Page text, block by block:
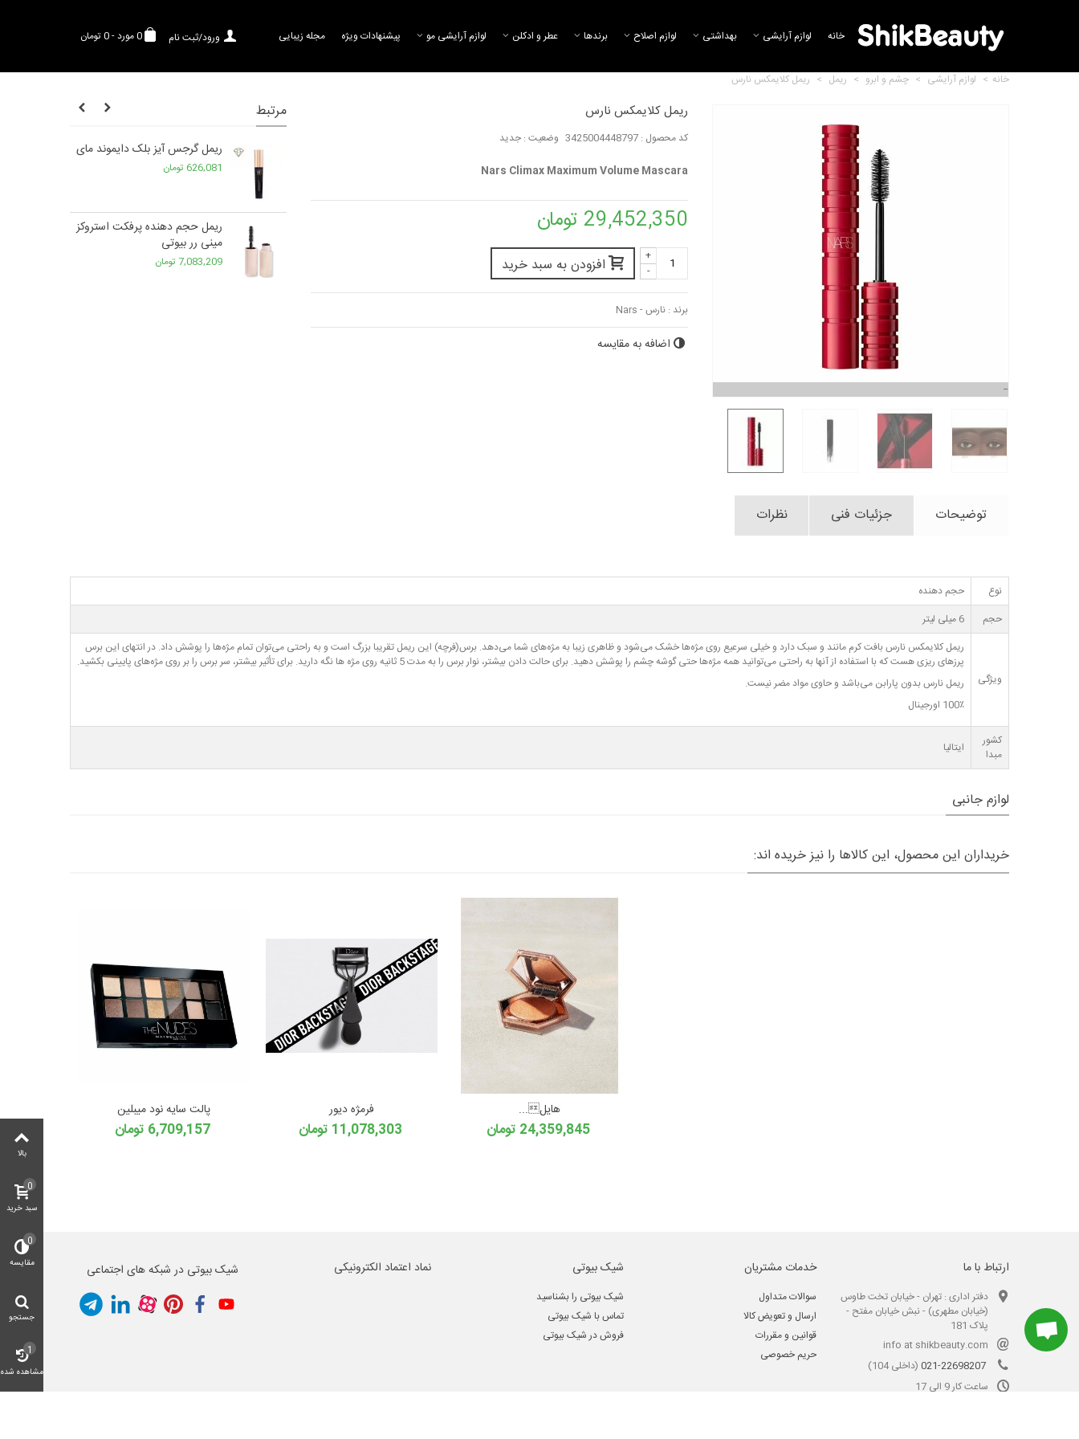
0مورد-0 تومان ورود/ثبت نام خانه لوازم آرایشی بهداشتی لوازم اصلاح برند‌ها عطر و ادکلن لوازم آرایشی مو پیشنهادات ویژه مجله زیبایی
خانه > لوازم آرایشی > چشم و ابرو > ریمل > ریمل کلایمکس نارس
ریمل کلایمکس نارس
کد محصول : 3425004448797 وضعیت : جدید
Nars Climax Maximum Volume Mascara
29,452,350 تومان
-
+ افزودن به سبد خرید
برند : نارس - Nars
اضافه به مقایسه
مرتبط
ریمل گرجس آیز بلک دایموند مای
626,081 تومان
ریمل حجم دهنده پرفکت استروکز
مینی رر بیوتی
7,083,209 تومان
ریمل این اکستریم سه بعدی مک
Mac In Extreme...
ریمل حجم دهنده موسیو بیگ
لانکوم
15,487,112 تومان
ریمل حجم دهنده مکس فکتور
8,152,900 تومان
ریمل حجم دهنده بیگ شات
میبلین
8,937,336 تومان
توضیحات جزئیات فنی نظرات
نوع
حجم دهنده
حجم
6 میلی لیتر
ویژگی
ریمل کلایمکس نارس بافت کرم مانند و سبک دارد و خیلی سرعیع روی مژه‌ها خشک می‌شود و ظاهری زیبا به مژه‌های شما می‌دهد. برس(فرچه) این ریمل تقریبا بزرگ است و به راحتی می‌توان تمام مژه‌ها را پوشش داد. در انتهای این برس
پرزهای ریزی هست که با استفاده از آنها به راحتی می‌توانید همه مژه‌ها حتی گوشه چشم را پوشش دهید. برای حالت دادن بیشتر، نوار برس را به مدت 5 ثانیه روی مژه ها نگه دارید. برای تأثیر بیشتر، سر برس را بر روی مژه‌های پایینی بکشید.
ریمل نارس بدون پارابن می‌باشد و حاوی مواد مضر نیست.
100٪ اورجینال
کشور
مبدا
ایتالیا
لوازم جانبی
خریداران این محصول، این کالاها را نیز خریده اند:
پالت سایه نود میبلین
6,709,157 تومان
فرمژه دیور
11,078,303 تومان
هایل...
24,359,845 تومان
ارتباط با ما
دفتر اداری : تهران - خیابان تخت طاوس
(خیابان مطهری) - نبش خیابان مفتح -
پلاک 181
info at shikbeauty.com
021-22698207 (داخلی 104)
ساعت کار 9 الی 17
خدمات مشتریان
سوالات متداول
ارسال و تعویض کالا
قوانین و مقررات
حریم خصوصی
شیک بیوتی
شیک بیوتی را بشناسید
تماس با شیک بیوتی
فروش در شیک بیوتی
نماد اعتماد الکترونیکی شیک بیوتی در شبکه های اجتماعی
بالا
سبد خرید
0
مقایسه
0
جستجو
مشاهده شده
1